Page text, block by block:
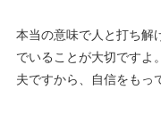
本当の意味で人と打ち解
でいることが大切ですよ
夫ですから、自信をもっ